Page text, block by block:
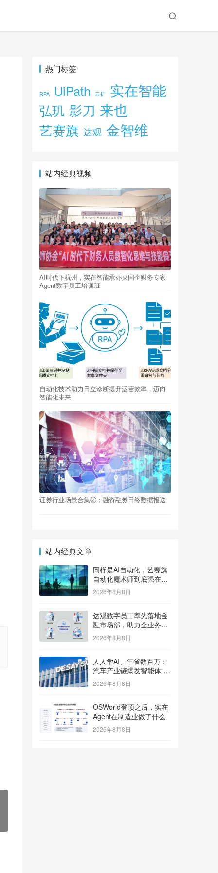
热门标签
RPA UiPath 云扩 实在智能
弘玑 影刀 来也
艺赛旗 达观 金智维
站内经典视频
AI时代下杭州，实在智能承办央国企财务专家
Agent数字员工培训班
自动化技术助力日立诊断提升运营效率，迈向
智能化未来
证券行业场景合集②：融资融券日终数据报送
站内经典文章
同样是AI自动化，艺赛旗
自动化魔术师到底强在
哪？
2026年8月8日
达观数字员工率先落地金
融市场部，助力全业务场
景高效精准更安全
2026年8月8日
人人学AI、年省数百万：
汽车产业链爆发智能体“入
职潮”
2026年8月8日
OSWorld登顶之后，实在
Agent在制造业做了什么
2026年8月8日